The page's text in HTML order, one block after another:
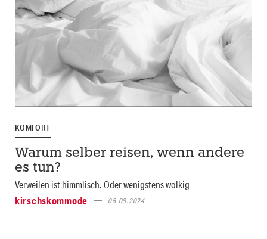
KOMFORT
Warum selber reisen, wenn andere
es tun?
Verweilen ist himmlisch. Oder wenigstens wolkig
kirschskommode
06.08.2024